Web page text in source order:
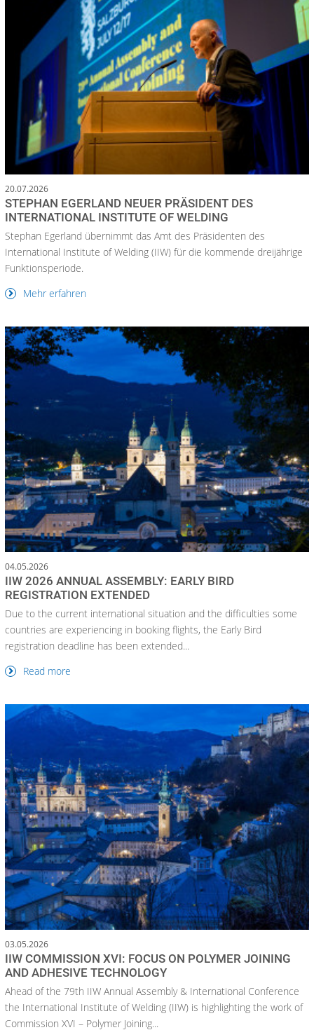
20.07.2026
STEPHAN EGERLAND NEUER PRÄSIDENT DES
INTERNATIONAL INSTITUTE OF WELDING
Stephan Egerland übernimmt das Amt des Präsidenten des
International Institute of Welding (IIW) für die kommende dreijährige
Funktionsperiode.
Mehr erfahren
04.05.2026
IIW 2026 ANNUAL ASSEMBLY: EARLY BIRD
REGISTRATION EXTENDED
Due to the current international situation and the difficulties some
countries are experiencing in booking flights, the Early Bird
registration deadline has been extended...
Read more
03.05.2026
IIW COMMISSION XVI: FOCUS ON POLYMER JOINING
AND ADHESIVE TECHNOLOGY
Ahead of the 79th IIW Annual Assembly & International Conference
the International Institute of Welding (IIW) is highlighting the work of
Commission XVI – Polymer Joining...